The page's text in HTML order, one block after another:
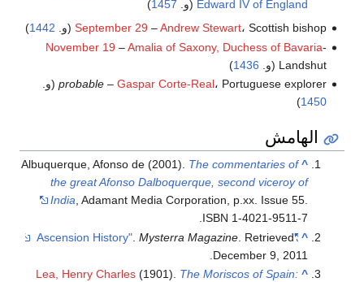
Edward IV of England (و. 1457
)
September 29 –Andrew Stewart، Scottish bishop (و. 1442
)
November 19 –Amalia of Saxony, Duchess of Bavaria-
Landshut (و.
1436
)
probable– Gaspar Corte-Real، Portuguese explorer (و.
1450
)
الهامش
^
Albuquerque, Afonso de (2001). The commentaries of
the great Afonso Dalboquerque, second viceroy of
India, Adamant Media Corporation, p.xx. Issue 55.
ISBN 1-4021-9511-7.
^
"Ascension History"
.Mysterra Magazine . Retrieved
December 9, 2011
^
Lea, Henry Charles (1901). The Moriscos of Spain: